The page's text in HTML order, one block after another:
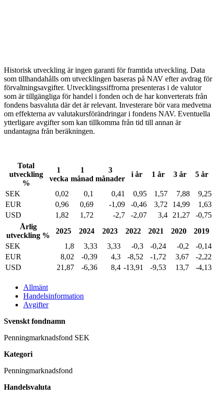
Historisk utveckling är ingen garanti för framtida utveckling. Data
som tillhandahålls om utvecklingen baseras på NAV efter avdrag för
förvaltningsavgifter. Utvecklingssiffrorna presenteras i de valutor
som är tillgängliga för handel i fonden och de har konverterats från
fondens basvaluta där det är relevant. Investerare bör vara medvetna
om effekterna av valutakursförändringar i fondens NAV. Eventuella
ytterligare avgifter som kan tillkomma från tid till annan är
undantagna från beräkningen.
Total
utveckling
%
1
vecka
1
månad
3
månader
i år 1 år 3 år 5 år
SEK 0,02 0,1 0,41 0,95 1,57 7,88
9,25
EUR
0,96 0,69 -1,09 -0,46 3,72 14,99
1,63
USD
1,82 1,72 -2,7 -2,07 3,4 21,27
-0,75
Årlig
utveckling %
2025 2024 2023 2022 2021 2020
2019
SEK
1,8 3,33 3,33 -0,3 -0,24 -0,2
-0,14
EUR
8,02 -0,39 4,3 -8,52 -1,72 3,67
-2,22
USD
21,87 -6,36 8,4 -13,91 -9,53 13,7 -4,13
Allmänt
Handelsinformation
Avgifter
Svenskt fondnamn
Penningmarknadsfond SEK
Kategori
Penningmarknadsfond
Handelsvaluta